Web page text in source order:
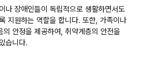
나 장애인들이 독립적으로 생활하면서도
지원하는 역할을 합니다. 또한, 가족이나
의 안정을 제공하여, 취약계층의 안전을
습니다.